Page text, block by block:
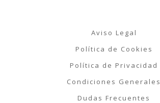
Aviso Legal
Política de Cookies
Política de Privacidad
Condiciones Generales
Dudas Frecuentes